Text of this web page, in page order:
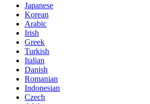
Japanese
Korean
Arabic
Irish
Greek
Turkish
Italian
Danish
Romanian
Indonesian
Czech